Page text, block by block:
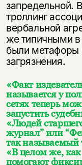
запредельной.
троллинг
вербальной
же типичными в
были метафоры
загрязнения.
«Факт
называется у
сетях теперь
запустить
«Людей
журнал” или
так называемый
«В целом же,
помогают